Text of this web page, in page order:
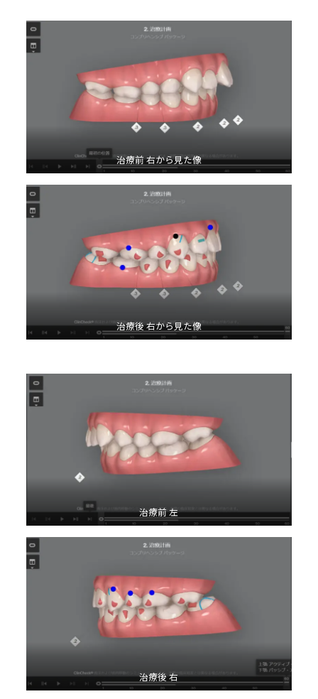
治療前 右から見た像
治療後 右から見た像
治療前 左
治療後 右